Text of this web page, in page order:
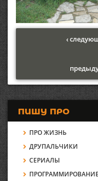
‹
ПИШУ ПРО
ПРО ЖИЗНЬ
ДРУПАЛЬЧИКИ
СЕРИАЛЫ
ПРОГРАММИРОВАНИЕ